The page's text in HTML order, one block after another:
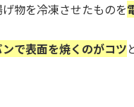
物を冷凍させたものを
で表面を焼くのがコツ